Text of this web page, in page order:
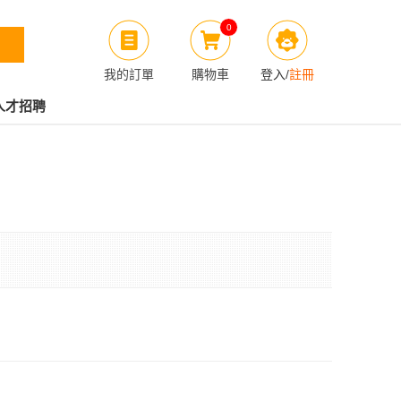
我的訂單
0
購物車 登入/註冊
才招聘